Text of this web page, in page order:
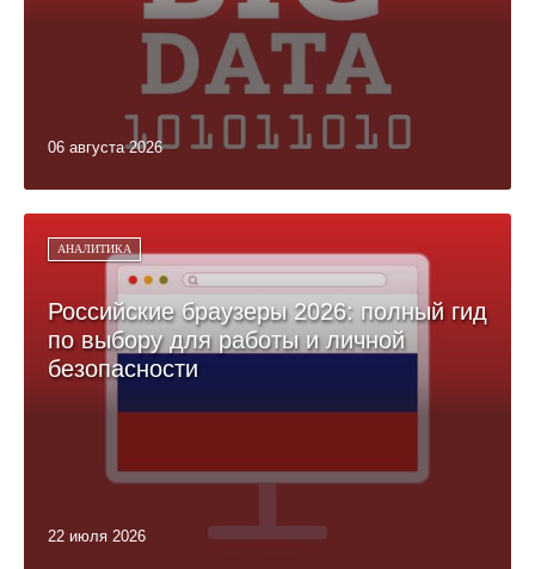
06 августа 2026
АНАЛИТИКА
Российские браузеры 2026: полный гид
по выбору для работы и личной
безопасности
22 июля 2026